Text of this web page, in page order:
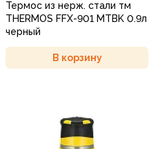
Термос из нерж. стали тм
THERMOS FFX-901 MTBK 0.9л
черный
В корзину